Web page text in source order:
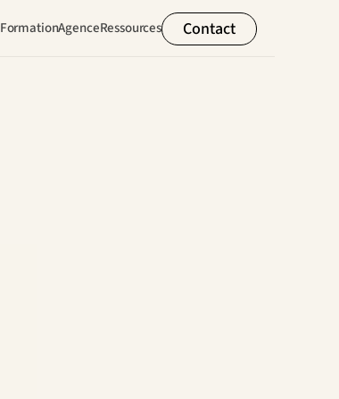
FormationAgenceRessources Contact